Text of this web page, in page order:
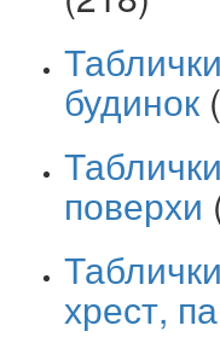
будинок
поверхи
хрест,